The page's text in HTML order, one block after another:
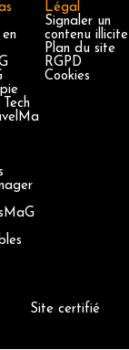
en
Légal
Signaler un
contenu illicite
Plan du site
RGPD
Cookies
Site certifié